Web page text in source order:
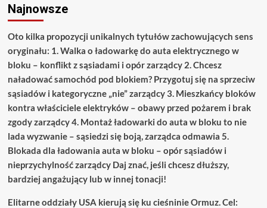
Najnowsze
Oto kilka propozycji unikalnych tytułów zachowujących sens
oryginału: 1. Walka o ładowarkę do auta elektrycznego w
bloku – konflikt z sąsiadami i opór zarządcy 2. Chcesz
naładować samochód pod blokiem? Przygotuj się na sprzeciw
sąsiadów i kategoryczne „nie” zarządcy 3. Mieszkańcy bloków
kontra właściciele elektryków – obawy przed pożarem i brak
zgody zarządcy 4. Montaż ładowarki do auta w bloku to nie
lada wyzwanie – sąsiedzi się boją, zarządca odmawia 5.
Blokada dla ładowania auta w bloku – opór sąsiadów i
nieprzychylność zarządcy Daj znać, jeśli chcesz dłuższy,
bardziej angażujący lub w innej tonacji!
Elitarne oddziały USA kierują się ku cieśninie Ormuz. Cel: